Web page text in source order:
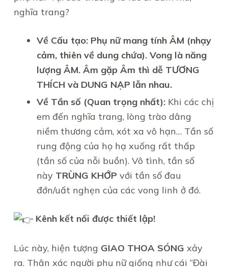
nghĩa trang?
Về Cấu tạo: Phụ nữ mang tính ÂM (nhạy
cảm, thiên về dung chứa). Vong là năng
lượng ÂM. Âm gặp Âm thì dễ TƯƠNG
THÍCH và DUNG NẠP lẫn nhau.
Về Tần số (Quan trọng nhất):Khi các chị
em đến nghĩa trang, lòng trào dâng
niềm thương cảm, xót xa vô hạn… Tần số
rung động của họ hạ xuống rất thấp
(tần số của nỗi buồn). Vô tình, tần số
này TRÙNG KHỚP với tần số đau
đớn/uất nghẹn của các vong linh ở đó.
Kênh kết nối được thiết lập!
Lúc này, hiện tượng GIAO THOA SÓNG xảy
ra. Thân xác người phụ nữ giống như cái “Đài